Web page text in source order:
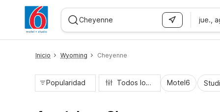
jue.,
Inicio Wyoming Cheyenne
Popularidad Todos los filtros Motel6